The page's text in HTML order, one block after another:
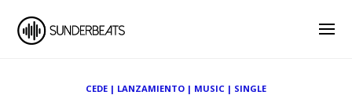
CEDE | LANZAMIENTO | MUSIC | SINGLE